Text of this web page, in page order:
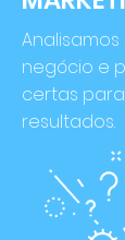
negócio e
certas
resultados.